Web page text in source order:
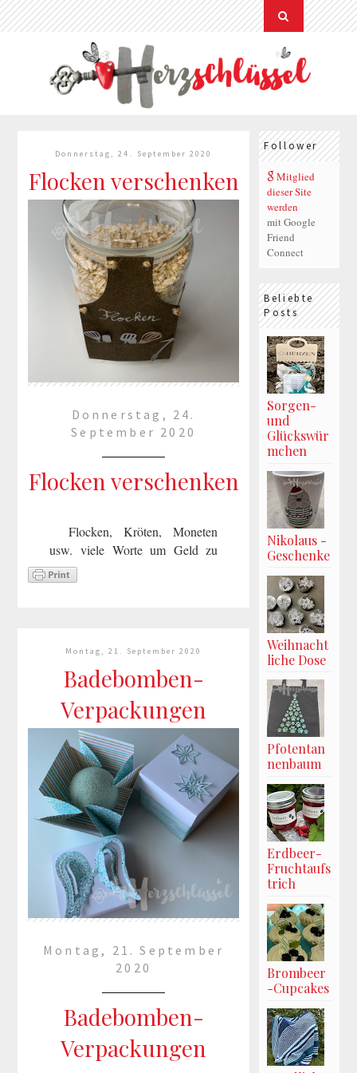
Donnerstag, 24. September 2020
Flocken verschenken
Donnerstag, 24.
September 2020
Flocken verschenken
Flocken, Kröten, Moneten
usw. viele Worte um Geld zu
verschenken.Ich habe mal wieder
Flocken
mehr lesen »
Montag, 21. September 2020
Badebomben-
Verpackungen
Montag, 21. September
2020
Badebomben-
Verpackungen
Follower
Mitglied
dieser Site
werden
mit Google
Friend
Connect
Beliebte
Posts
Sorgen-
und
Glückswür
mchen
Nikolaus -
Geschenke
Weihnacht
liche Dose
Pfotentan
nenbaum
Erdbeer-
Fruchtaufs
trich
Brombeer
-Cupcakes